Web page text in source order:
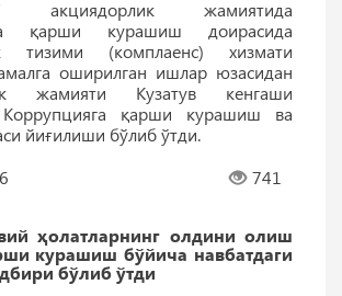
акциядорлик жамиятида
қарши курашиш доирасида
тизими (комплаенс) хизмати
оширилган ишлар юзасидан
жамияти Кузатув кенгаши
Коррупцияга қарши курашиш ва
йиғилиши бўлиб ўтди.
741
ҳолатларнинг олдини олиш
курашиш бўйича навбатдаги
бўлиб ўтди